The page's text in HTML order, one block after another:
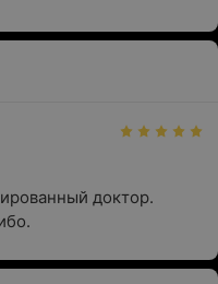
доктор.